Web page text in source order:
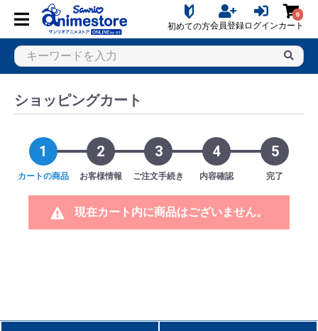
初めての方会員登録ログイン
0
カート
ショッピングカート
1
カートの商品
2
お客様情報
3
ご注文手続き
4
内容確認
5
完了
現在カート内に商品はございません。